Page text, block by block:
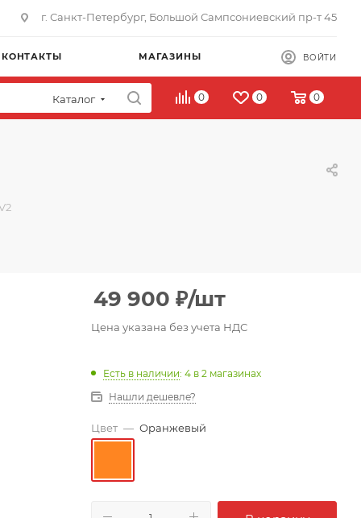
г. Санкт-Петербург, Большой Сампсониевский пр-т 45
КОНТАКТЫ МАГАЗИНЫ ВОЙТИ
Каталог 0 0 0
49 900 ₽/шт
Цена указана без учета НДС
Есть в наличии: 4 в 2 магазинах
Нашли дешевле?
Цвет — Оранжевый